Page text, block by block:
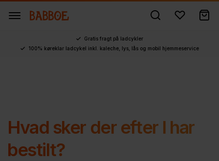
Gratis fragt på ladcykler
100% køreklar ladcykel inkl. kaleche, lys, lås og mobil hjemmeservice
Hvad sker der efter I har
bestilt?